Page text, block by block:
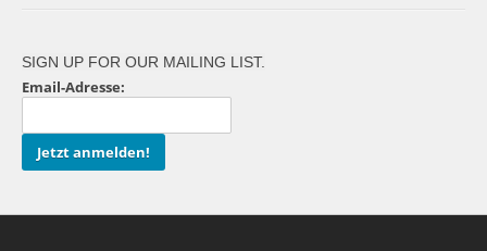
SIGN UP FOR OUR MAILING LIST.
Email-Adresse: